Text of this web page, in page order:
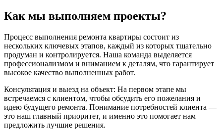
Как мы выполняем проекты?
Процесс выполнения ремонта квартиры состоит из
нескольких ключевых этапов, каждый из которых тщательно
продуман и контролируется. Наша команда выделяется
профессионализмом и вниманием к деталям, что гарантирует
высокое качество выполненных работ.
Консультация и выезд на объект: На первом этапе мы
встречаемся с клиентом, чтобы обсудить его пожелания и
идею будущего ремонта. Понимание потребностей клиента —
это наш главный приоритет, и именно это помогает нам
предложить лучшие решения.